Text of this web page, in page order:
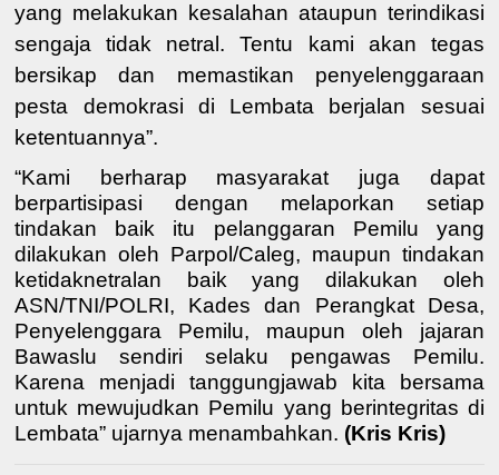
yang melakukan kesalahan ataupun terindikasi
sengaja tidak netral. Tentu kami akan tegas
bersikap dan memastikan penyelenggaraan
pesta demokrasi di Lembata berjalan sesuai
ketentuannya”.
“Kami berharap masyarakat juga dapat
berpartisipasi dengan melaporkan setiap
tindakan baik itu pelanggaran Pemilu yang
dilakukan oleh Parpol/Caleg, maupun tindakan
ketidaknetralan baik yang dilakukan oleh
ASN/TNI/POLRI, Kades dan Perangkat Desa,
Penyelenggara Pemilu, maupun oleh jajaran
Bawaslu sendiri selaku pengawas Pemilu.
Karena menjadi tanggungjawab kita bersama
untuk mewujudkan Pemilu yang berintegritas di
Lembata” ujarnya menambahkan. (Kris Kris)